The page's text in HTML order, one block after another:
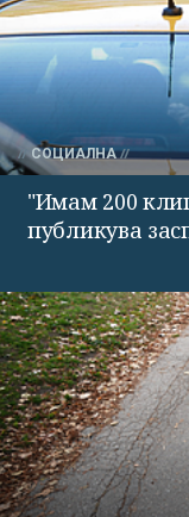
СОЦИАЛНА
"Имам 200
публикува